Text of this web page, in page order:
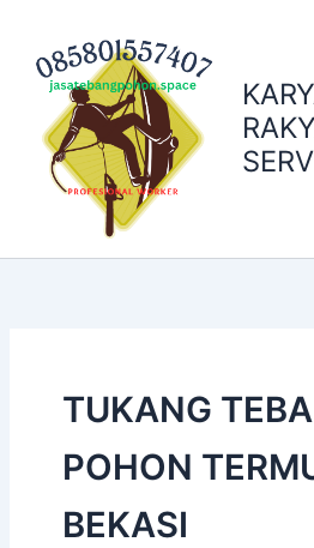
content
TUKANG
POHON
BEKASI